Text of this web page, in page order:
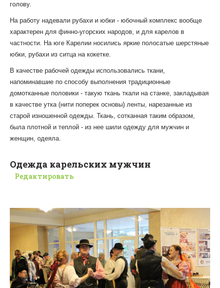
голову.
На работу надевали рубахи и юбки - юбочный комплекс вообще
характерен для финно-угорских народов, и для карелов в
частности. На юге Карелии носились яркие полосатые шерстяные
юбки, рубахи из ситца на кокетке.
В качестве рабочей одежды использовались ткани,
напоминавшие по способу выполнения традиционные
домотканные половики - такую ткань ткали на станке, закладывая
в качестве утка (нити поперек основы) ленты, нарезанные из
старой изношенной одежды. Ткань, сотканная таким образом,
была плотной и теплой - из нее шили одежду для мужчин и
женщин, одеяла.
Одежда карельских мужчин
Редактировать